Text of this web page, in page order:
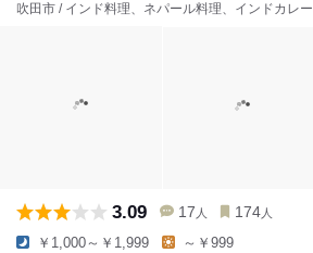
吹田市 / インド料理、ネパール料理、インドカレー
3.09 17 人 174 人
￥1,000～￥1,999 ～￥999